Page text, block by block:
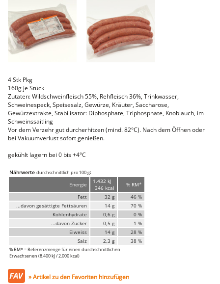
DELUXE SCHWEIN
STEAKS
DELUXE Rind
Steaks vom SCHWEIN
Wurstwaren
Putenwurst
Aufschnittwurst
Stangenwurst
Leberkäse
Würstel
Mini-Würstel
Selchwaren
Schinken
Putenschinken
Meeresfrüchte
Fisch
Konserven
Genusssortiment
Gemüse & Salat
Knödel
Pommes & Wedges
Mehlspeisen
4 Stk Pkg
160g je Stück
Zutaten: Wildschweinfleisch 55%, Rehfleisch 36%, Trinkwasser,
Schweinespeck, Speisesalz, Gewürze, Kräuter, Saccharose,
Gewürzextrakte, Stabilisator: Diphosphate, Triphosphate, Knoblauch, im
Schweinssaitling
Vor dem Verzehr gut durcherhitzen (mind. 82°C). Nach dem Öffnen oder
bei Vakuumverlust sofort genießen.
gekühlt lagern bei 0 bis +4°C
Nährwerte durchschnittlich pro 100 g:
Energie
1.432 kJ
346 kcal
% RM*
Fett
32 g
46 %
...davon gesättigte Fettsäuren
14 g
70 %
Kohlenhydrate
0,6 g
0 %
...davon Zucker
0,5 g
1 %
Eiweiss
14 g
28 %
Salz
2,3 g 38 %
% RM* = Referenzmenge für einen durchschnittlichen
Erwachsenen (8.400 kJ / 2.000 kcal)
» Artikel zu den Favoriten hinzufügen